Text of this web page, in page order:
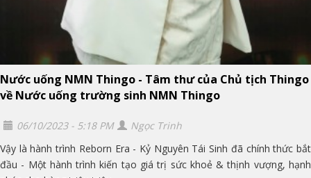
Nước uống NMN Thingo - Tâm thư của Chủ tịch Thingo
về Nước uống trường sinh NMN Thingo
06/10/2023 - 5:18 PM
Ngọc Trinh
Vậy là hành trình Reborn Era - Kỷ Nguyên Tái Sinh đã chính thức bắt
đầu - Một hành trình kiến tạo giá trị sức khoẻ & thịnh vượng, hạnh